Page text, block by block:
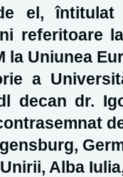
el, întitulat
referitoare
la Uniunea
a
decan dr.
Alba